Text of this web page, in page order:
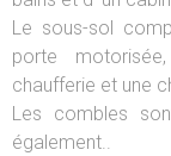
Le sous-sol
porte
chaufferie et une
Les combles
également..